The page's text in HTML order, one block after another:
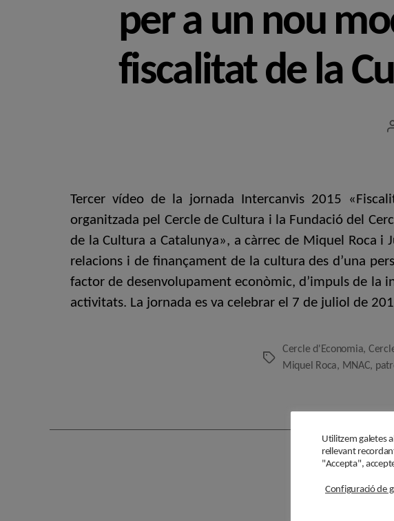
per a un nou
fiscalitat de la
Tercer vídeo de la jornada Intercanvis 2015
organitzada pel Cercle de Cultura i la Fundació del
de la Cultura a Catalunya», a càrrec de Miquel Roca
relacions i de finançament de la cultura des d’una
factor de desenvolupament econòmic, d’impuls de la
activitats. La jornada es va celebrar el 7 de juliol de
Etiquetes
Cercle d'Economia,
Miquel Roca, MNAC,
Utilitzem galetes
rellevant
"Accepta",
Configuració de